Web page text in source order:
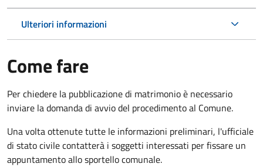
Ulteriori informazioni
Come fare
Per chiedere la pubblicazione di matrimonio è necessario
inviare la domanda di avvio del procedimento al Comune.
Una volta ottenute tutte le informazioni preliminari, l'ufficiale
di stato civile contatterà i soggetti interessati per fissare un
appuntamento allo sportello comunale.